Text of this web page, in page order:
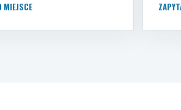
MIEJSCE